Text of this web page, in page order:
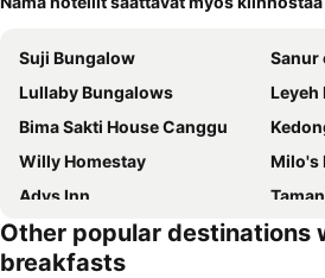
Suji Bungalow
Sanur
Lullaby Bungalows
Leyeh
Bima Sakti House Canggu
Willy Homestay
Milo's
Adys Inn
Bukal Sari Villas Uluwatu
Villa
Gatsby Hotel Hostel
Other popular destinations
breakfasts